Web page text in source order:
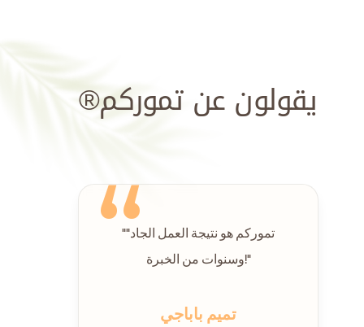
يقولون عن تموركم®
“
""تموركم هو نتيجة العمل الجاد
وسنوات من الخبرة!"
تميم باباجي